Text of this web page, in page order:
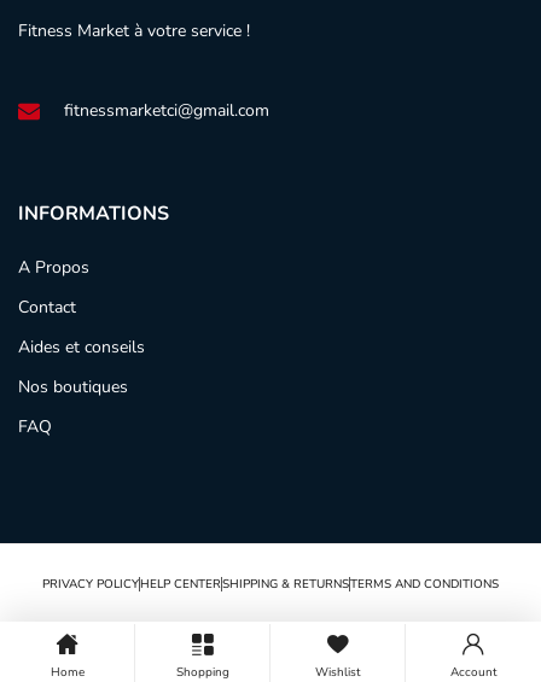
Fitness Market à votre service !
fitnessmarketci@gmail.com
INFORMATIONS
A Propos
Contact
Aides et conseils
Nos boutiques
FAQ
PRIVACY POLICYHELP CENTERSHIPPING & RETURNSTERMS AND CONDITIONS
Home Shopping Wishlist Account